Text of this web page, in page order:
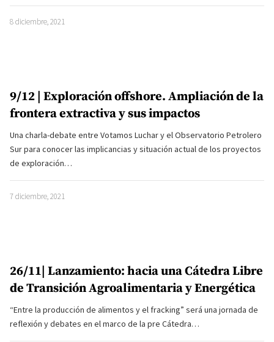
8 diciembre, 2021
9/12 | Exploración offshore. Ampliación de la
frontera extractiva y sus impactos
Una charla-debate entre Votamos Luchar y el Observatorio Petrolero
Sur para conocer las implicancias y situación actual de los proyectos
de exploración…
7 diciembre, 2021
26/11| Lanzamiento: hacia una Cátedra Libre
de Transición Agroalimentaria y Energética
“Entre la producción de alimentos y el fracking” será una jornada de
reflexión y debates en el marco de la pre Cátedra…